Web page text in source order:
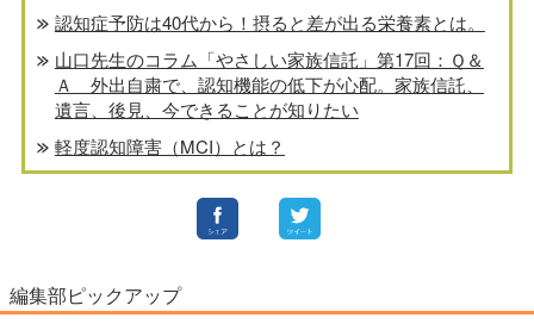
認知症予防は40代から！摂ると差が出る栄養素とは。
山口先生のコラム「やさしい家族信託」第17回：Ｑ＆
Ａ 外出自粛で、認知機能の低下が心配。家族信託、
遺言、後見、今できることが知りたい
軽度認知障害（MCI）とは？
編集部ピックアップ